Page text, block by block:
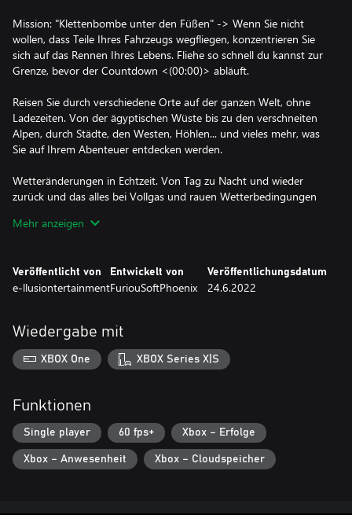
Mission: "Klettenbombe unter den Füßen" -> Wenn Sie nicht
wollen, dass Teile Ihres Fahrzeugs wegfliegen, konzentrieren Sie
sich auf das Rennen Ihres Lebens. Fliehe so schnell du kannst zur
Grenze, bevor der Countdown <(00:00)> abläuft.
Reisen Sie durch verschiedene Orte auf der ganzen Welt, ohne
Ladezeiten. Von der ägyptischen Wüste bis zu den verschneiten
Alpen, durch Städte, den Westen, Höhlen... und vieles mehr, was
Sie auf Ihrem Abenteuer entdecken werden.
Wetteränderungen in Echtzeit. Von Tag zu Nacht und wieder
zurück und das alles bei Vollgas und rauen Wetterbedingungen
-Episches & bizzare Finale.
-Retro-Musik aus den 80er Jahren.
-Eine Hommage an die klassischen Arcade-Spiele.
-Physische Zerstörung von Fahrzeugen.
-3 Schwierigkeitsstufen, längeren Strecken, neuen Szenarien und
Herausforderungen.
Szenarien.
Mit spektakulären Schleuderszenen und einer unendlichen Anzahl
von Elementen, die es Ihnen sehr schwer machen werden, wie z.
B. bewaffnete Hubschrauber, Benzinfässer, Boote mit Bomben,
Mehr anzeigen
Veröffentlicht von
e-llusiontertainment
Entwickelt von
FuriouSoftPhoenix
Veröffentlichungsdatum
24.6.2022
Wiedergabe mit
XBOX One XBOX Series X|S
Funktionen
Single player 60 fps+ Xbox – Erfolge
Xbox – Anwesenheit Xbox – Cloudspeicher